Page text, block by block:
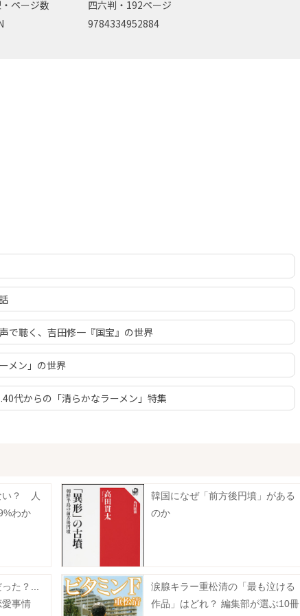
ページ数
四六判・192ページ
9784334952884
で聴く、吉田修一『国宝』の世界
メン」の世界
代からの「清らかなラーメン」特集
い？ 人
わか
韓国になぜ「前方後円墳」がある
のか
た？...
事情
涙腺キラー重松清の「最も泣ける
作品」はどれ？ 編集部が選ぶ10冊